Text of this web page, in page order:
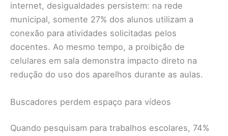
internet, desigualdades persistem: na rede
municipal, somente 27% dos alunos utilizam a
conexão para atividades solicitadas pelos
docentes. Ao mesmo tempo, a proibição de
celulares em sala demonstra impacto direto na
redução do uso dos aparelhos durante as aulas.
Buscadores perdem espaço para vídeos
Quando pesquisam para trabalhos escolares, 74%